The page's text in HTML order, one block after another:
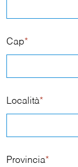
Cap*
Località*
Provincia*